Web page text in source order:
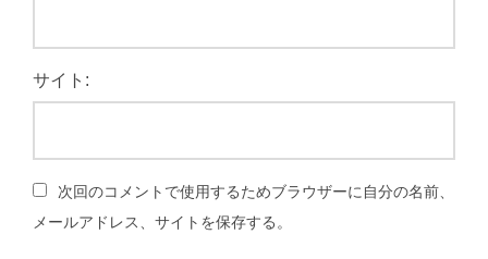
サイト:
次回のコメントで使用するためブラウザーに自分の名前、
メールアドレス、サイトを保存する。